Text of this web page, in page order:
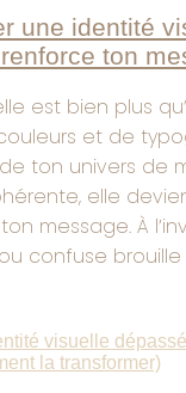
une identité
ton
est bien plus
et de
ton univers de
elle
message. À
confuse brouille
visuelle
la transformer)